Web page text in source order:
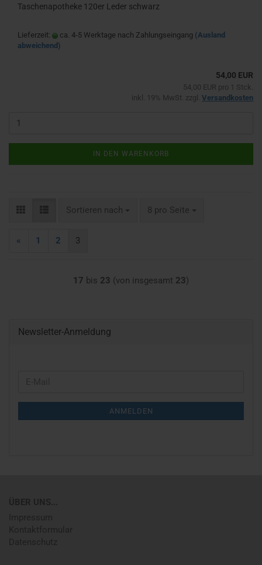
Taschenapotheke 120er Leder schwarz
Lieferzeit: ca. 4-5 Werktage nach Zahlungseingang (Ausland
abweichend)
54,00 EUR
54,00 EUR pro 1 Stck.
inkl. 19% MwSt. zzgl. Versandkosten
IN DEN WARENKORB
Sortieren nach
Sortieren nach 8 pro Seite
pro Seite
« 1 2 3
17 bis 23 (von insgesamt 23)
Newsletter-Anmeldung
NEWSLETTER-
ANMELDEN